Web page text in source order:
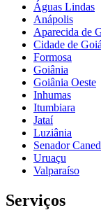
Águas Lindas
Anápolis
Aparecida de
Cidade de
Formosa
Goiânia
Goiânia Oeste
Inhumas
Itumbiara
Jataí
Luziânia
Senador
Uruaçu
Valparaíso
Serviços